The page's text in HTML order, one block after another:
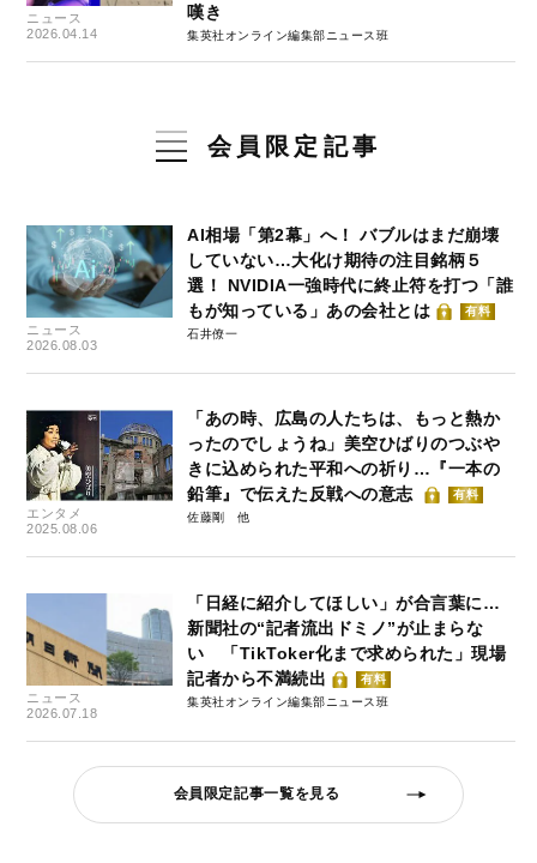
ニュース
2026.04.14
嘆き
集英社オンライン編集部ニュース班
会員限定記事
ニュース
2026.08.03
AI相場「第2幕」へ！ バブルはまだ崩壊
していない…大化け期待の注目銘柄５
選！ NVIDIA一強時代に終止符を打つ「誰
もが知っている」あの会社とは
有料
石井僚一
エンタメ
2025.08.06
「あの時、広島の人たちは、もっと熱か
ったのでしょうね」美空ひばりのつぶや
きに込められた平和への祈り…『一本の
鉛筆』で伝えた反戦への意志
有料
佐藤剛
ニュース
2026.07.18
「日経に紹介してほしい」が合言葉に…
新聞社の“記者流出ドミノ”が止まらな
い 「TikToker化まで求められた」現場
記者から不満続出
有料
集英社オンライン編集部ニュース班
会員限定記事一覧を見る